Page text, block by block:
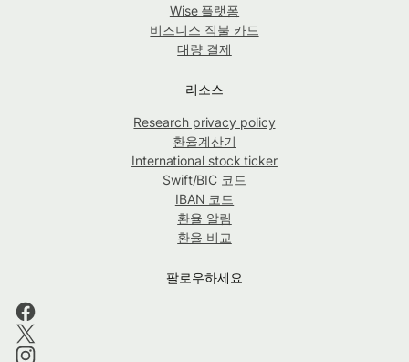
Wise 플랫폼
비즈니스 직불 카드
대량 결제
리소스
Research privacy policy
환율계산기
International stock ticker
Swift/BIC 코드
IBAN 코드
환율 알림
환율 비교
팔로우하세요